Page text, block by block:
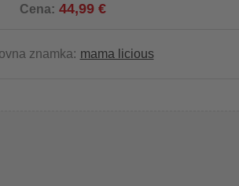
Cena: 44,99 €
znamka: mama licious